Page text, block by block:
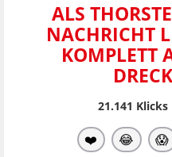
ALS
NACHRICHT
KOMPLETT
21.141 Klicks
❤️ 😂 😱